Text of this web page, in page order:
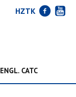
HZTK J Y
ENGL. CATC